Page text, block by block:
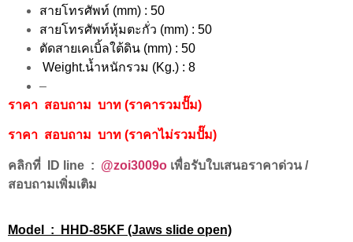
สายโทรศัพท์ (mm) : 50
สายโทรศัพท์หุ้มตะกั่ว (mm) : 50
ตัดสายเคเบิ้ลใต้ดิน (mm) : 50
Weight.น้ำหนักรวม (Kg.) : 8
–
ราคา สอบถาม บาท (ราคารวมปั๊ม)
ราคา สอบถาม บาท (ราคาไม่รวมปั๊ม)
คลิกที่ ID line : @zoi3009o เพื่อรับใบเสนอราคาด่วน /
สอบถามเพิ่มเติม
Model : HHD-85KF (Jaws slide open)